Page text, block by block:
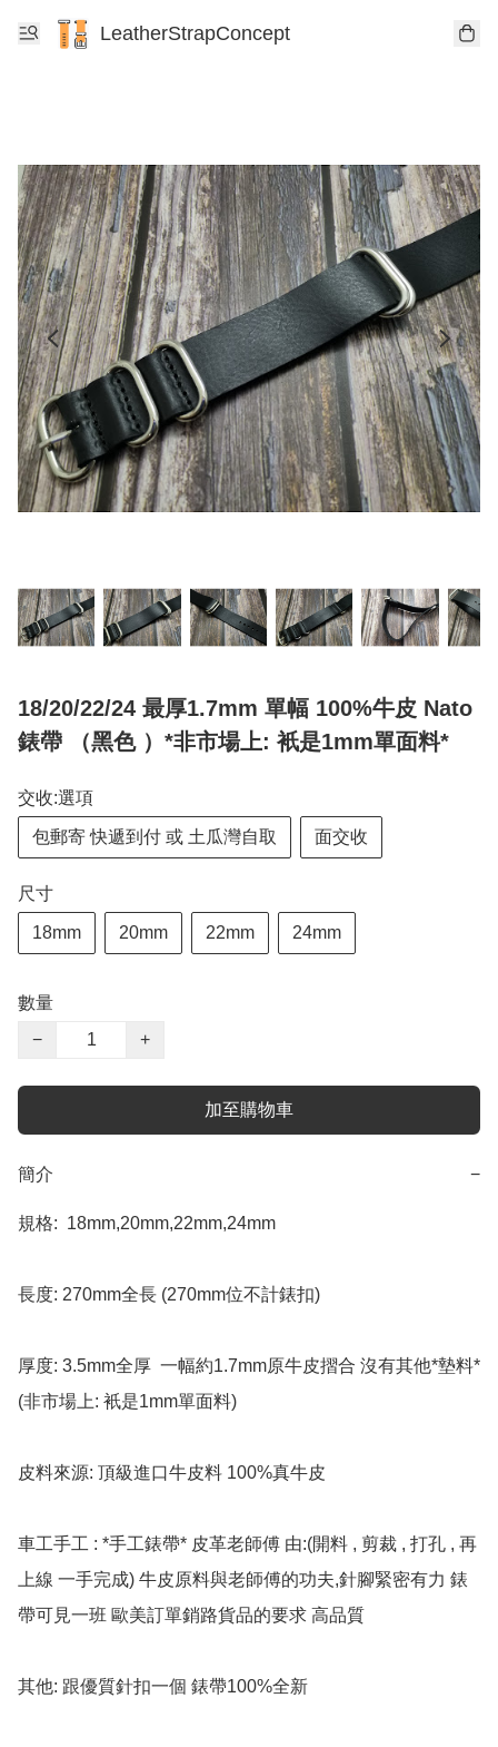
LeatherStrapConcept
18/20/22/24 最厚1.7mm 單幅 100%牛皮 Nato
錶帶 （黑色 ）*非市場上: 衹是1mm單面料*
交收:選項
包郵寄 快遞到付 或 土瓜灣自取 面交收
尺寸
18mm 20mm 22mm 24mm
數量
−
+
加至購物車
簡介 −
規格:  18mm,20mm,22mm,24mm
長度: 270mm全長 (270mm位不計錶扣)
厚度: 3.5mm全厚  一幅約1.7mm原牛皮摺合 沒有其他*墊料*
(非市場上: 衹是1mm單面料)
皮料來源: 頂級進口牛皮料 100%真牛皮
車工手工 : *手工錶帶* 皮革老師傅 由:(開料 , 剪裁 , 打孔 , 再
上線 一手完成) 牛皮原料與老師傅的功夫,針腳緊密有力 錶
帶可見一班 歐美訂單銷路貨品的要求 高品質
其他: 跟優質針扣一個 錶帶100%全新